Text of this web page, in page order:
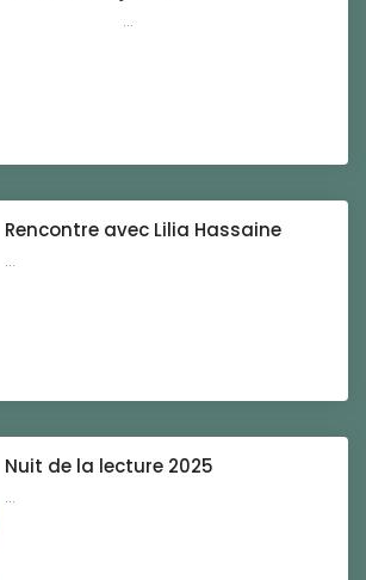
...
Rencontre avec Lilia Hassaine
...
Nuit de la lecture 2025
...